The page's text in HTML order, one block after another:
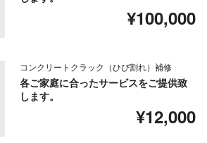
¥100,000
コンクリートクラック（ひび割れ）補修
各ご家庭に合ったサービスをご提供致
します。
¥12,000